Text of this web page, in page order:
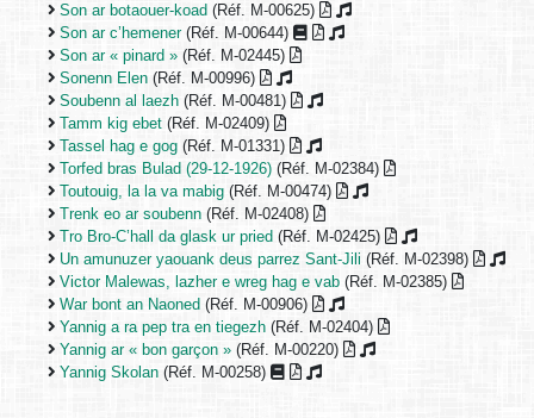
Son ar botaouer-koad (Réf. M-00625)
Son ar c’hemener(Réf. M-00644)
Son ar « pinard » (Réf. M-02445)
Sonenn Elen (Réf. M-00996)
Soubenn al laezh (Réf. M-00481)
Tamm kig ebet (Réf. M-02409)
Tassel hag e gog (Réf. M-01331)
Torfed bras Bulad (29-12-1926) (Réf. M-02384)
Toutouig, la la va mabig (Réf. M-00474)
Trenk eo ar soubenn (Réf. M-02408)
Tro Bro-C’hall da glask ur pried (Réf. M-02425)
Un amunuzer yaouank deus parrez Sant-Jili (Réf. M-02398)
Victor Malewas, lazher e wreg hag e vab (Réf. M-02385)
War bont an Naoned (Réf. M-00906)
Yannig a ra pep tra en tiegezh (Réf. M-02404)
Yannig ar « bon garçon » (Réf. M-00220)
Yannig Skolan (Réf. M-00258)